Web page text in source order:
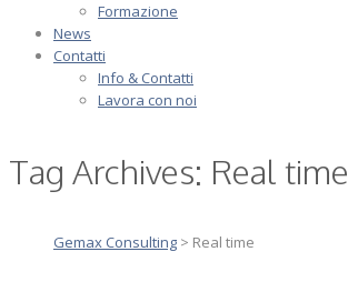
Formazione
News
Contatti
Info & Contatti
Lavora con noi
Tag Archives: Real time
Gemax Consulting > Real time